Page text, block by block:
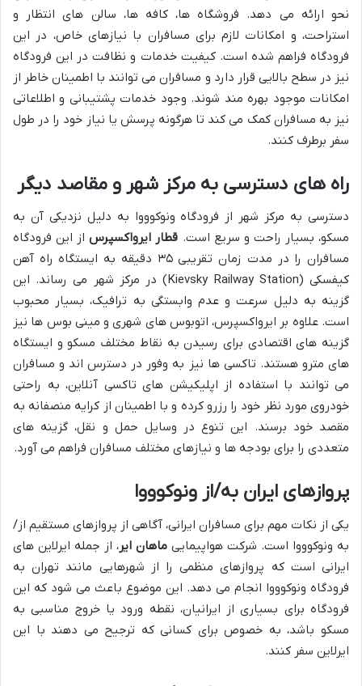
نحو ارائه می دهد. فروشگاه ها، کافه ها، سالن های انتظار و
استراحت، و امکانات لازم برای مسافران با نیازهای خاص، در این
فرودگاه فراهم شده است. کیفیت خدمات و نظافت در این فرودگاه
نیز در سطح بالایی قرار دارد و مسافران می توانند با اطمینان خاطر از
امکانات موجود بهره مند شوند. وجود خدمات پشتیبانی و اطلاعاتی
نیز به مسافران کمک می کند تا هرگونه پرسش یا نیاز خود را در طول
سفر برطرف کنند.
راه های دسترسی به مرکز شهر و مقاصد دیگر
دسترسی به مرکز شهر از فرودگاه ونوکوووا به دلیل نزدیکی آن به
مسکو، بسیار راحت و سریع است. قطار ایرواکسپرساز این فرودگاه
مسافران را در مدت زمان تقریبی ۳۵ دقیقه به ایستگاه راه آهن
کیفسکی (Kievsky Railway Station) در مرکز شهر می رساند. این
گزینه به دلیل سرعت و عدم وابستگی به ترافیک، بسیار محبوب
است. علاوه بر ایرواکسپرس، اتوبوس های شهری و مینی بوس ها نیز
گزینه های اقتصادی برای رسیدن به نقاط مختلف مسکو و ایستگاه
های مترو هستند. تاکسی ها نیز به وفور در دسترس اند و مسافران
می توانند با استفاده از اپلیکیشن های تاکسی آنلاین، به راحتی
خودروی مورد نظر خود را رزرو کرده و با اطمینان از کرایه منصفانه به
مقصد خود برسند. این تنوع در وسایل حمل و نقل، گزینه های
متعددی را برای بودجه ها و نیازهای مختلف مسافران فراهم می آورد.
پروازهای ایران به/از ونوکوووا
یکی از نکات مهم برای مسافران ایرانی، آگاهی از پروازهای مستقیم از/
به ونوکوووا است. شرکت هواپیمایی ماهان ایر، از جمله ایرلاین های
ایرانی است که پروازهای منظمی را از شهرهایی مانند تهران به
فرودگاه ونوکوووا انجام می دهد. این موضوع باعث می شود که این
فرودگاه برای بسیاری از ایرانیان، نقطه ورود یا خروج مناسبی به
مسکو باشد، به خصوص برای کسانی که ترجیح می دهند با این
ایرلاین سفر کنند.